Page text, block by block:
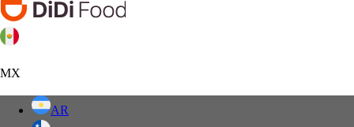
MX
AR